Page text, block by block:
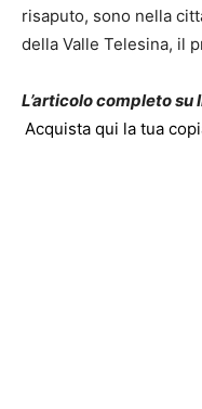
risaputo, sono nella
della Valle Telesina, il
L’articolo completo su
Acquista qui la tua